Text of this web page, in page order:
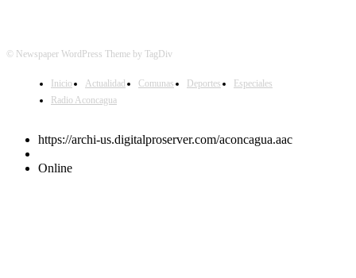
© Newspaper WordPress Theme by TagDiv
Inicio Actualidad Comunas Deportes
Especiales
Radio Aconcagua
https://archi-us.digitalproserver.com/aconcagua.aac
Online